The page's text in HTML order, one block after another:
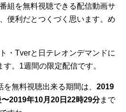
組を無料視聴できる配信動画サ
便利だとつくづく思います。め
・Tverと日テレオンデマンドに
。1週間の限定配信です。
を無料視聴出来る期間は、 2019
2019年10月20日22時29分まで